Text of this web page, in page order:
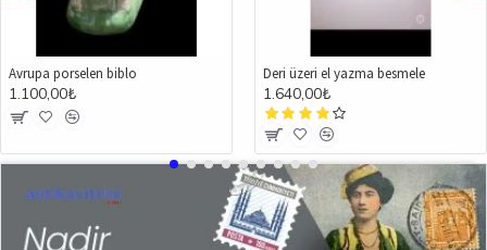
Avrupa porselen biblo
1.100,00₺
Deri üzeri el yazma besmele
1.640,00₺